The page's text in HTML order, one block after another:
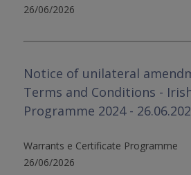
26/06/2026
Notice of unilateral
Terms and Conditions -
Programme 2024 -
Warrants e Certificate Programme
26/06/2026